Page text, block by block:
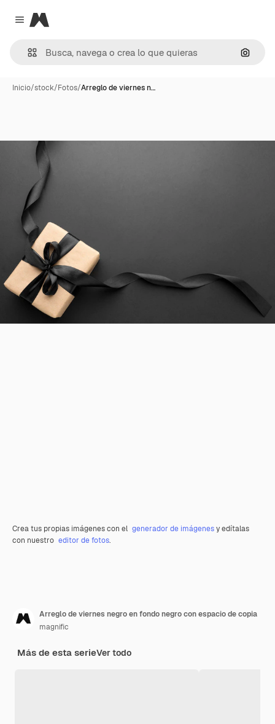
Close menu
Magnific
Inicio/stock/Fotos/Arreglo de viernes n…
Crea tus propias imágenes con el generador de imágenesy edítalas
con nuestro editor de fotos.
Arreglo de viernes negro en fondo negro con espacio de copia
magnific
Más de esta serieVer todo